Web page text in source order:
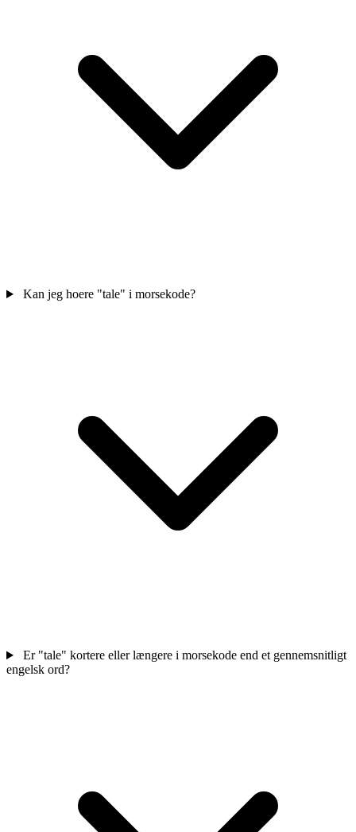
Kan jeg hoere "tale" i morsekode?
Er "tale" kortere eller længere i morsekode end et gennemsnitligt
engelsk ord?